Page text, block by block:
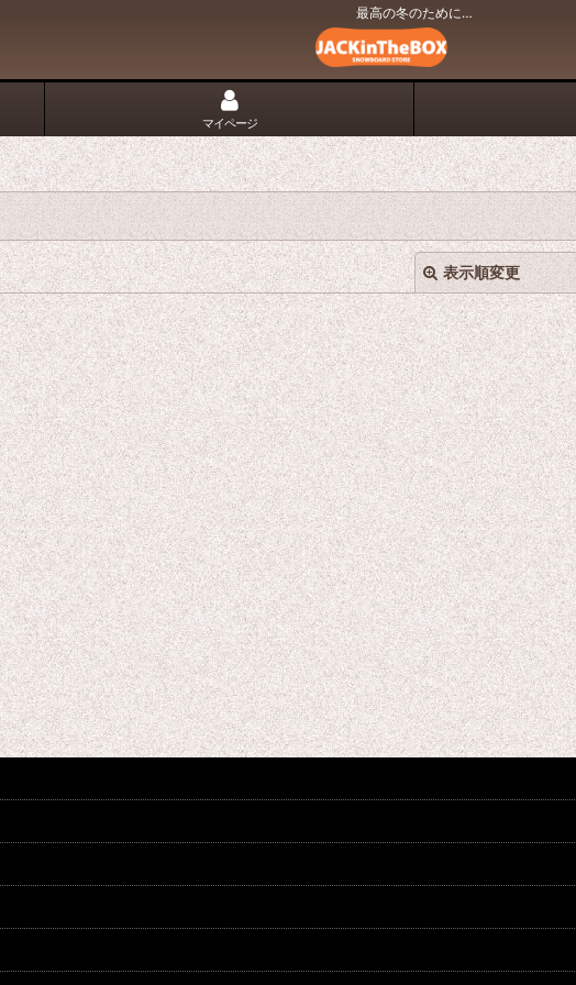
最高の冬のために…
マイページ
表示順変更
絞り込む